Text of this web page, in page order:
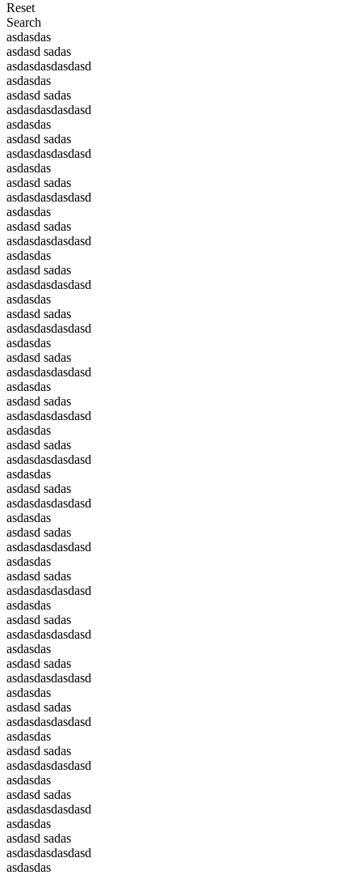
Reset
Search
asdasdas
asdasd sadas
asdasdasdasdasd
asdasdas
asdasd sadas
asdasdasdasdasd
asdasdas
asdasd sadas
asdasdasdasdasd
asdasdas
asdasd sadas
asdasdasdasdasd
asdasdas
asdasd sadas
asdasdasdasdasd
asdasdas
asdasd sadas
asdasdasdasdasd
asdasdas
asdasd sadas
asdasdasdasdasd
asdasdas
asdasd sadas
asdasdasdasdasd
asdasdas
asdasd sadas
asdasdasdasdasd
asdasdas
asdasd sadas
asdasdasdasdasd
asdasdas
asdasd sadas
asdasdasdasdasd
asdasdas
asdasd sadas
asdasdasdasdasd
asdasdas
asdasd sadas
asdasdasdasdasd
asdasdas
asdasd sadas
asdasdasdasdasd
asdasdas
asdasd sadas
asdasdasdasdasd
asdasdas
asdasd sadas
asdasdasdasdasd
asdasdas
asdasd sadas
asdasdasdasdasd
asdasdas
asdasd sadas
asdasdasdasdasd
asdasdas
asdasd sadas
asdasdasdasdasd
asdasdas